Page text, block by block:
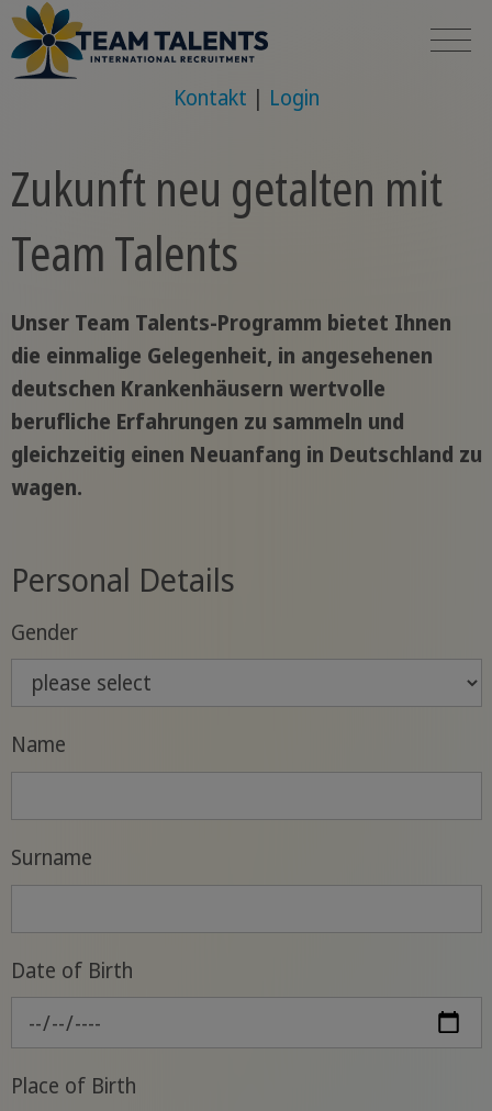
Kontakt Login
Zukunft neu getalten mit
Team Talents
Unser Team Talents-Programm bietet Ihnen
die einmalige Gelegenheit, in angesehenen
deutschen Krankenhäusern wertvolle
berufliche Erfahrungen zu sammeln und
gleichzeitig einen Neuanfang in Deutschland zu
wagen.
Personal Details
Gender
Name
Surname
Date of Birth
Place of Birth